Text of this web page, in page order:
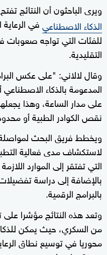
ويرى الباحثون أن النتائج
الذكاء الاصطناعيفي
للفئات التي تواجه صعوبات
التقليدية.
وقال لالاني: "على عكس
المدعومة بالذكاء
على مدار الساعة، وهذا
نقص الكوادر الطبية أو
ويخطط فريق البحث
لاستكشاف مدى فعالية
التي تفتقر إلى الموارد
بالإضافة إلى دراسة
بالبرامج الرقمية.
وتعد هذه النتائج مؤشرا
من السكري، حيث يمكن
محوريا في توسيع نطاق